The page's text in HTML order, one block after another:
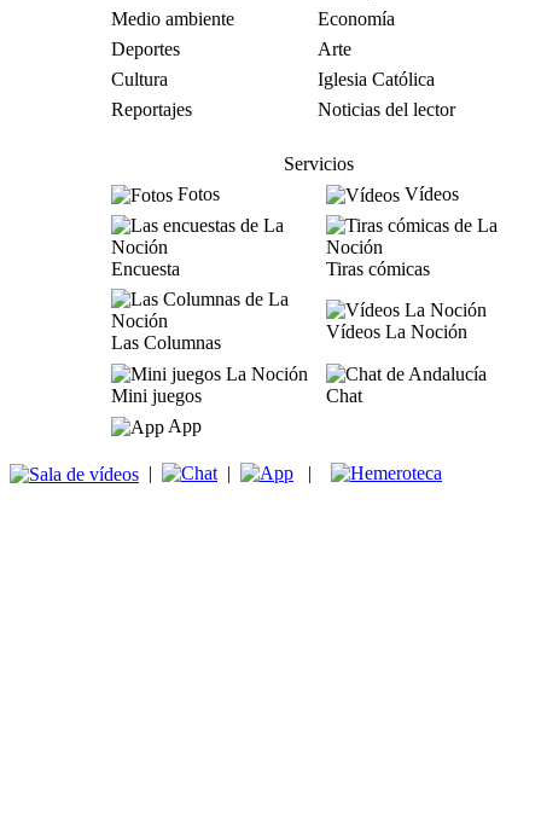
Medio ambiente
Economía
Deportes
Arte
Cultura
Iglesia Católica
Reportajes
Noticias del lector
Servicios
Fotos
Vídeos
Encuesta Tiras cómicas
Las Columnas
Vídeos La Noción
Mini juegos
Chat
App
| | |